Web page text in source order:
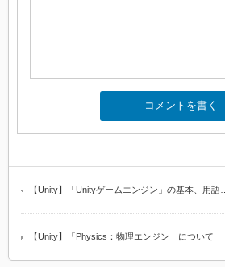
【Unity】「Unityゲームエンジン」の基本、用語…
【Unity】「Physics：物理エンジン」について